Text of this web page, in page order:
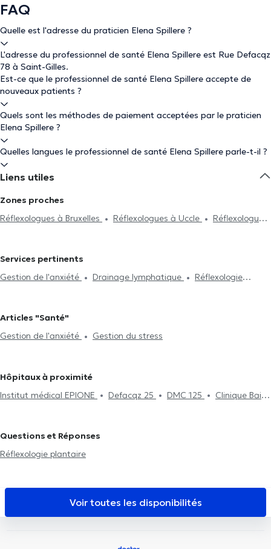
FAQ
Quelle est l'adresse du praticien Elena Spillere ?
L'adresse du professionnel de santé Elena Spillere est Rue Defacqz
78 à Saint-Gilles.
Est-ce que le professionnel de santé Elena Spillere accepte de
nouveaux patients ?
Quels sont les méthodes de paiement acceptées par le praticien
Elena Spillere ?
Quelles langues le professionnel de santé Elena Spillere parle-t-il ?
Liens utiles
Zones proches
Réflexologues à Bruxelles
Réflexologues à Uccle
Réflexologues
Réflexologues à Rhode-Saint-Genèse
L'Alleud
Services pertinents
Gestion de l'anxiété
Drainage lymphatique
Réflexologie
Thérapie
EFT
Articles "Santé"
Gestion de l'anxiété
Gestion du stress
Hôpitaux à proximité
Institut médical EPIONE
Defacqz 25 DMC 125
Clinique Bailli
Rebalance
City-Clinic Chirec Louise
PhysioForme
Louise Medical Center
Kiné Châtelain
Centre PsyCol Châtelain
Centre Médical
Tenbosch-Châtelain
BrainCair Ixelles
Questions et Réponses
Réflexologie plantaire
Voir toutes les disponibilités